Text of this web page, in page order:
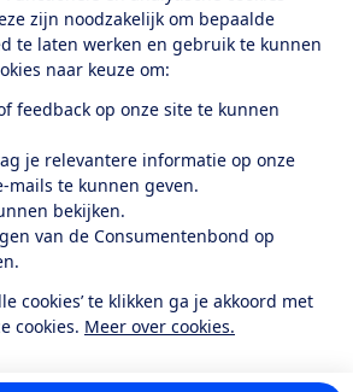
zijn noodzakelijk om bepaalde
te laten werken en gebruik te kunnen
naar keuze om:
feedback op onze site te kunnen
je relevantere informatie op onze
mails te kunnen geven.
bekijken.
van de Consumentenbond op
cookies’ te klikken ga je akkoord met
cookies. Meer over cookies.